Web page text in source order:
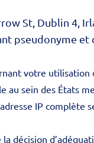
St, Dublin 4,
pseudonyme et
votre
sein des États
IP complète
décision